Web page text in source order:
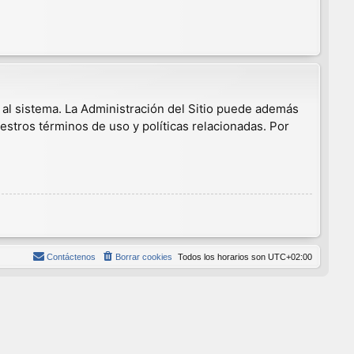
sistema. La Administración del Sitio puede además
términos de uso y políticas relacionadas. Por
Todos los horarios son UTC+02:00
Borrar cookies
Contáctenos